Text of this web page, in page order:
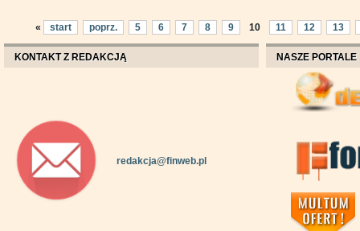
« start poprz. 5 6 7 8 9 10 11 12 13
KONTAKT Z REDAKCJĄ
redakcja@finweb.pl
NASZE PORTALE